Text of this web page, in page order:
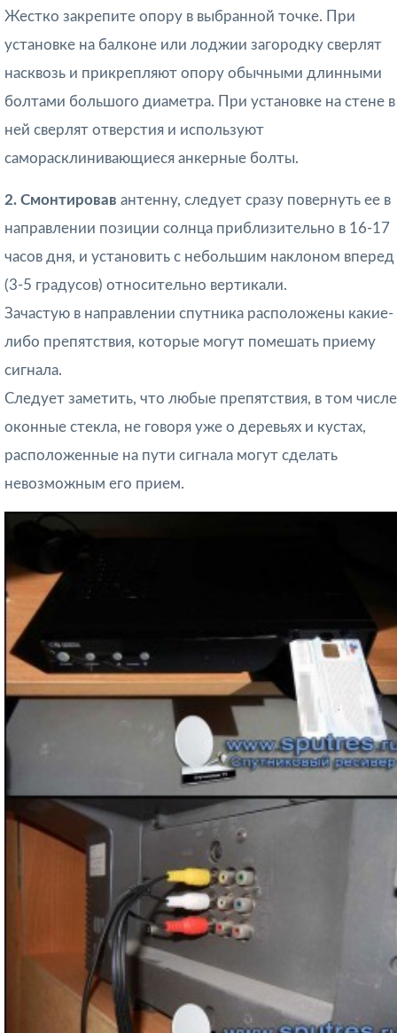
Жестко закрепите опору в выбранной точке. При
установке на балконе или лоджии загородку сверлят
насквозь и прикрепляют опору обычными длинными
болтами большого диаметра. При установке на стене в
ней сверлят отверстия и используют
саморасклинивающиеся анкерные болты.
2. Смонтировав антенну, следует сразу повернуть ее в
направлении позиции солнца приблизительно в 16-17
часов дня, и установить с небольшим наклоном вперед
(3-5 градусов) относительно вертикали.
Зачастую в направлении спутника расположены какие-
либо препятствия, которые могут помешать приему
сигнала.
Следует заметить, что любые препятствия, в том
оконные стекла, не говоря уже о деревьях и кустах,
расположенные на пути сигнала могут сделать
невозможным его прием.